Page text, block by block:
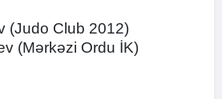
(Judo Club 2012)
(Mərkəzi Ordu İK)